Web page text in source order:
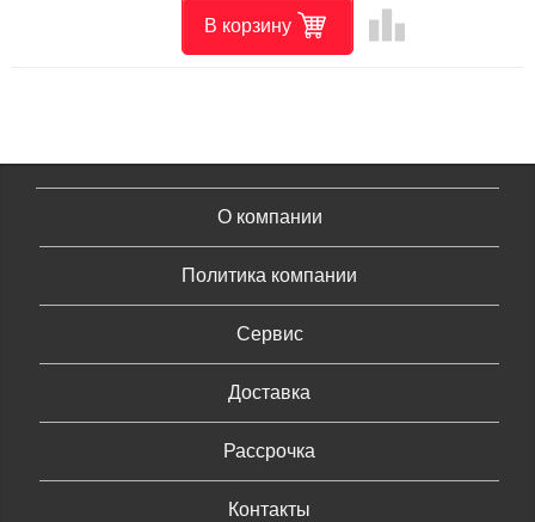
В корзину leaderboard
О компании
Политика компании
Сервис
Доставка
Рассрочка
Контакты